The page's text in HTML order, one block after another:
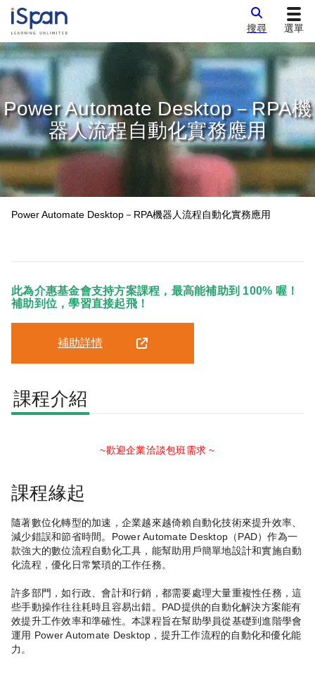
搜尋 選單
Power Automate Desktop－RPA機
器人流程自動化實務應用
Power Automate Desktop－RPA機器人流程自動化實務應用
此為介惠基金會支持方案課程，最高能補助到 100% 喔！
補助到位，學習直接起飛！
補助詳情
課程介紹
~歡迎企業洽談包班需求 ~
課程緣起
隨著數位化轉型的加速，企業越來越倚賴自動化技術來提升效率、
減少錯誤和節省時間。Power Automate Desktop（PAD）作為一
款強大的數位流程自動化工具，能幫助用戶簡單地設計和實施自動
化流程，優化日常繁瑣的工作任務。
許多部門，如行政、會計和行銷，都需要處理大量重複性任務，這
些手動操作往往耗時且容易出錯。PAD提供的自動化解決方案能有
效提升工作效率和準確性。本課程旨在幫助學員從基礎到進階學會
運用 Power Automate Desktop，提升工作流程的自動化和優化能
力。